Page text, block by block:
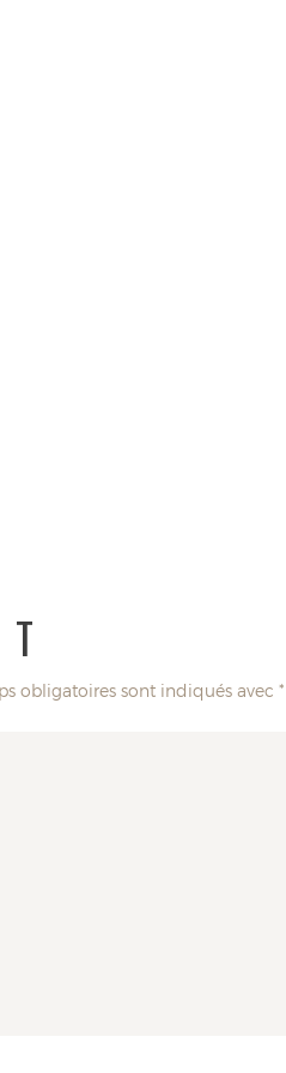
obligatoires sont indiqués avec *